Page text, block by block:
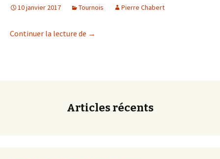
10 janvier 2017 Tournois Pierre Chabert
Continuer la lecture de Michel Drillat et Amandine Blanc
→
Articles récents